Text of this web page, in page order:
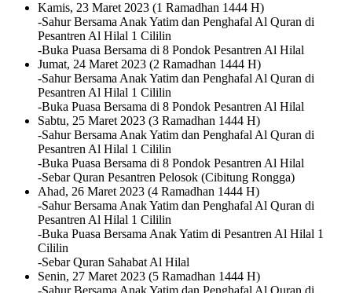
Kamis, 23 Maret 2023 (1 Ramadhan 1444 H)
-Sahur Bersama Anak Yatim dan Penghafal Al Quran di
Pesantren Al Hilal 1 Cililin
-Buka Puasa Bersama di 8 Pondok Pesantren Al Hilal
Jumat, 24 Maret 2023 (2 Ramadhan 1444 H)
-Sahur Bersama Anak Yatim dan Penghafal Al Quran di
Pesantren Al Hilal 1 Cililin
-Buka Puasa Bersama di 8 Pondok Pesantren Al Hilal
Sabtu, 25 Maret 2023 (3 Ramadhan 1444 H)
-Sahur Bersama Anak Yatim dan Penghafal Al Quran di
Pesantren Al Hilal 1 Cililin
-Buka Puasa Bersama di 8 Pondok Pesantren Al Hilal
-Sebar Quran Pesantren Pelosok (Cibitung Rongga)
Ahad, 26 Maret 2023 (4 Ramadhan 1444 H)
-Sahur Bersama Anak Yatim dan Penghafal Al Quran di
Pesantren Al Hilal 1 Cililin
-Buka Puasa Bersama Anak Yatim di Pesantren Al Hilal 1
Cililin
-Sebar Quran Sahabat Al Hilal
Senin, 27 Maret 2023 (5 Ramadhan 1444 H)